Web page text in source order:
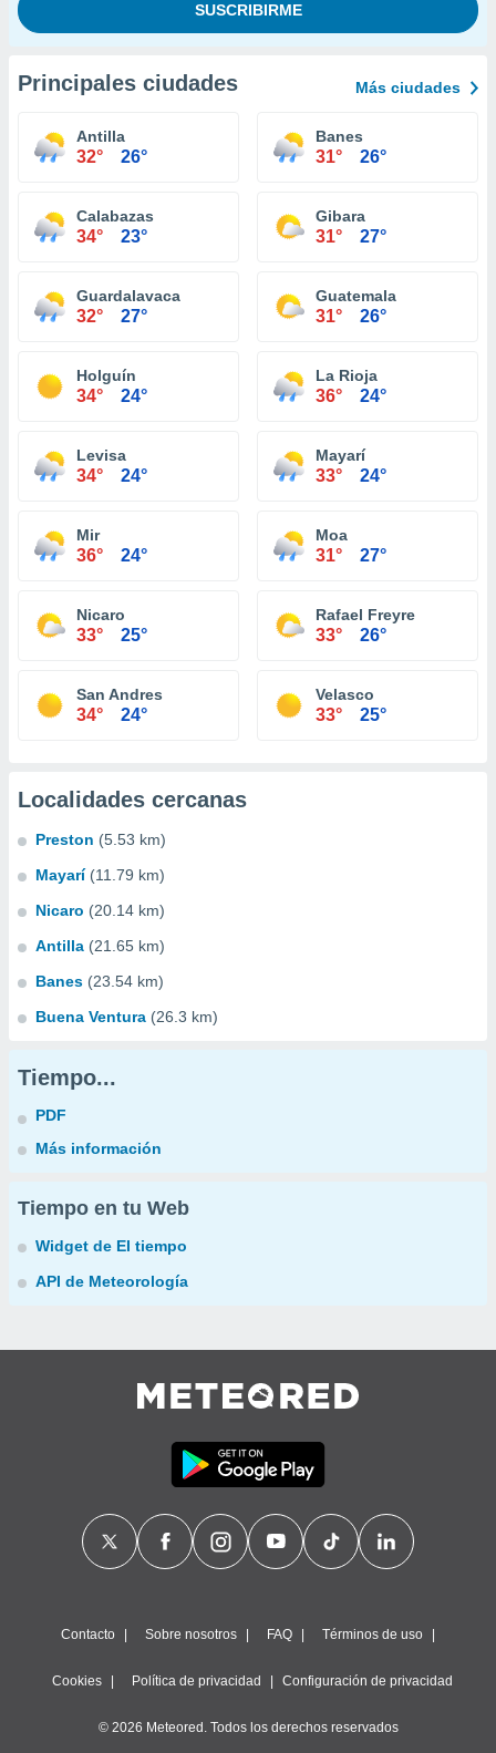
Principales ciudades Más ciudades
Antilla
32° 26°
Banes
31° 26°
Calabazas
34° 23°
Gibara
31° 27°
Guardalavaca
32° 27°
Guatemala
31° 26°
Holguín
34° 24°
La Rioja
36° 24°
Levisa
34° 24°
Mayarí
33° 24°
Mir
36° 24°
Moa
31° 27°
Nicaro
33° 25°
Rafael Freyre
33° 26°
San Andres
34° 24°
Velasco
33° 25°
Localidades cercanas
Preston (5.53 km)
Mayarí (11.79 km)
Nicaro (20.14 km)
Antilla (21.65 km)
Banes (23.54 km)
Buena Ventura (26.3 km)
Tiempo...
PDF
Más información
Tiempo en tu Web
Widget de El tiempo
API de Meteorología
Contacto Sobre nosotros FAQ Términos de uso
Cookies Política de privacidad Configuración de privacidad
© 2026 Meteored. Todos los derechos reservados